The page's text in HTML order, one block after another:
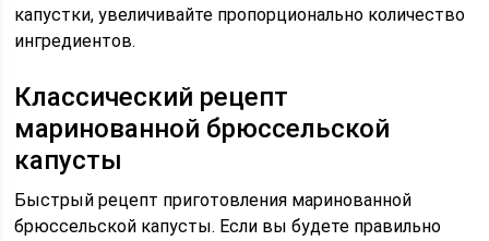
капустки, увеличивайте пропорционально количество
ингредиентов.
Классический рецепт
маринованной брюссельской
капусты
Быстрый рецепт приготовления маринованной
брюссельской капусты. Если вы будете правильно